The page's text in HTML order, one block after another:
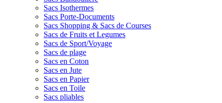
Sacs Isothermes
Sacs Porte-Documents
Sacs Shopping & Sacs de Courses
Sacs de Fruits et Legumes
Sacs de Sport/Voyage
Sacs de plage
Sacs en Coton
Sacs en Jute
Sacs en Papier
Sacs en Toile
Sacs pliables